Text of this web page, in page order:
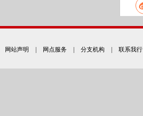
网站声明 网点服务 分支机构 联系我行